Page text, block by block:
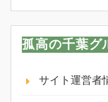
孤高の千葉グ
サイト運営者